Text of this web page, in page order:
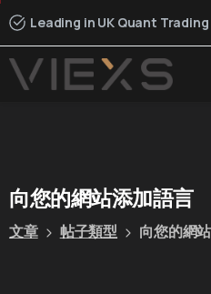
Leading in UK Quant Trading
向您的網站添加語言
文章 帖子類型 向您的網